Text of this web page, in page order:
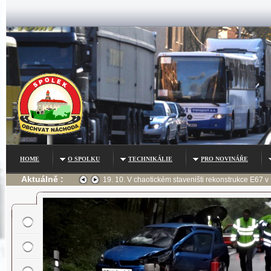
HOME O SPOLKU TECHNIKÁLIE PRO NOVINÁŘE
Aktuálně :
staveništi rekonstrukce E67 v Náchodě bez zajištěného bezpečného